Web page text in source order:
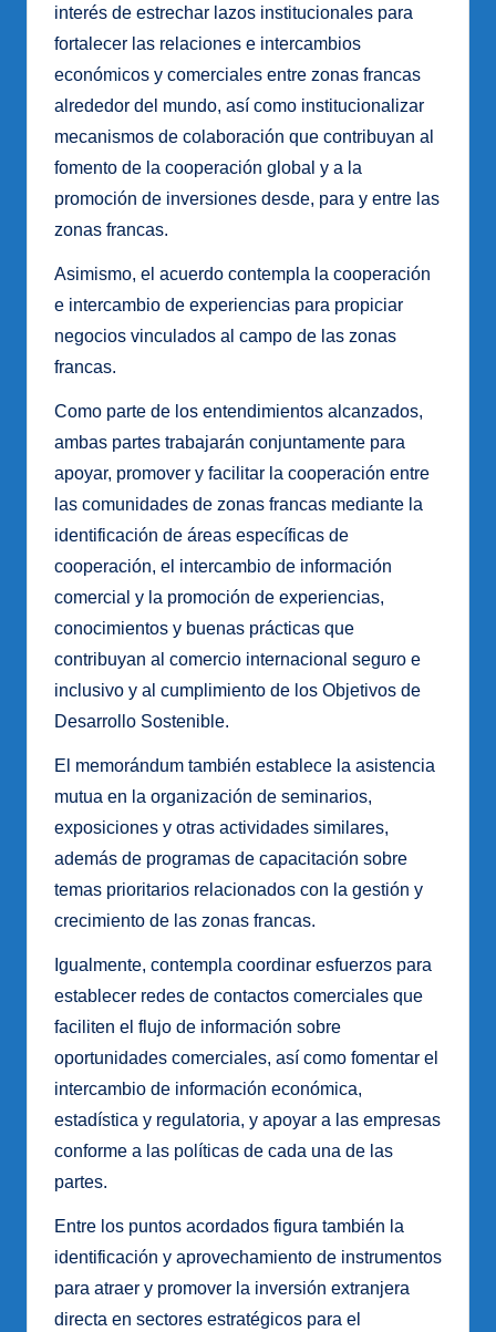
interés de estrechar lazos institucionales para
fortalecer las relaciones e intercambios
económicos y comerciales entre zonas francas
alrededor del mundo, así como institucionalizar
mecanismos de colaboración que contribuyan al
fomento de la cooperación global y a la
promoción de inversiones desde, para y entre las
zonas francas.
Asimismo, el acuerdo contempla la cooperación
e intercambio de experiencias para propiciar
negocios vinculados al campo de las zonas
francas.
Como parte de los entendimientos alcanzados,
ambas partes trabajarán conjuntamente para
apoyar, promover y facilitar la cooperación entre
las comunidades de zonas francas mediante la
identificación de áreas específicas de
cooperación, el intercambio de información
comercial y la promoción de experiencias,
conocimientos y buenas prácticas que
contribuyan al comercio internacional seguro e
inclusivo y al cumplimiento de los Objetivos de
Desarrollo Sostenible.
El memorándum también establece la asistencia
mutua en la organización de seminarios,
exposiciones y otras actividades similares,
además de programas de capacitación sobre
temas prioritarios relacionados con la gestión y
crecimiento de las zonas francas.
Igualmente, contempla coordinar esfuerzos para
establecer redes de contactos comerciales que
faciliten el flujo de información sobre
oportunidades comerciales, así como fomentar el
intercambio de información económica,
estadística y regulatoria, y apoyar a las empresas
conforme a las políticas de cada una de las
partes.
Entre los puntos acordados figura también la
identificación y aprovechamiento de instrumentos
para atraer y promover la inversión extranjera
directa en sectores estratégicos para el